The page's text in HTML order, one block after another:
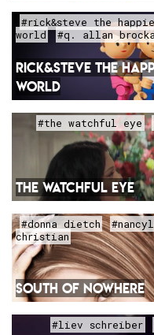
#rick&steve the
world
#q. allan
RICK&STEVE THE
WORLD
#the watchful eye
THE WATCHFUL EYE
#donna dietch
christian
SOUTH OF NOWHERE
#liev schreiber